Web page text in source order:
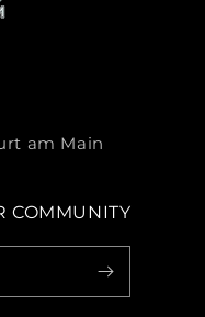
am Main
COMMUNITY